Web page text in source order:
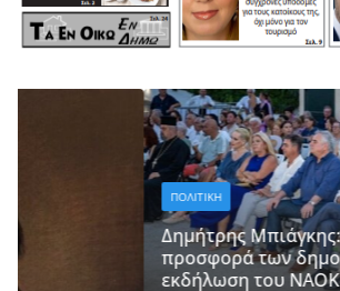
Δημήτρης Μπιάγκης: Τίμησε την
προσφορά των δημοσιογράφων
εκδήλωση του ΝΑΟΚ